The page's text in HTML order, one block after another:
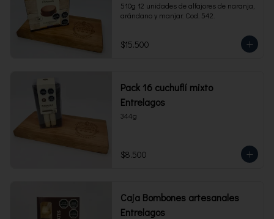
510g 12 unidades de alfajores de naranja,
arándano y manjar. Cod. 542.
$15.500
Pack 16 cuchuflí mixto
Entrelagos
344g
$8.500
Caja Bombones artesanales
Entrelagos